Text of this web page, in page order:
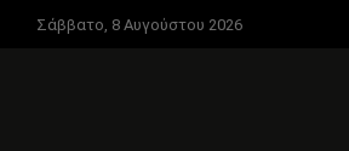
Σάββατο, 8 Αυγούστου 2026